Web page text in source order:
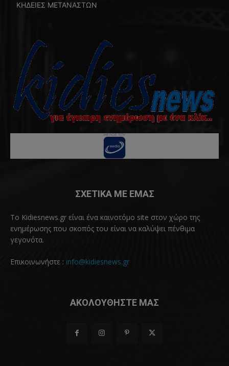
ΚΗΔΕΙΕΣ ΜΕΤΑΝΑΣΤΩΝ
ΣΧΕΤΙΚΑ ΜΕ ΕΜΑΣ
Το Kidiesnews.gr είναι ένα καινοτόμο site στον χώρο της
ενημέρωσης που σκοπός του είναι να καλύψει πένθιμα
γεγονότα.
Επικοινωνήστε : info@kidiesnews.gr
ΑΚΟΛΟΥΘΗΣΤΕ ΜΑΣ